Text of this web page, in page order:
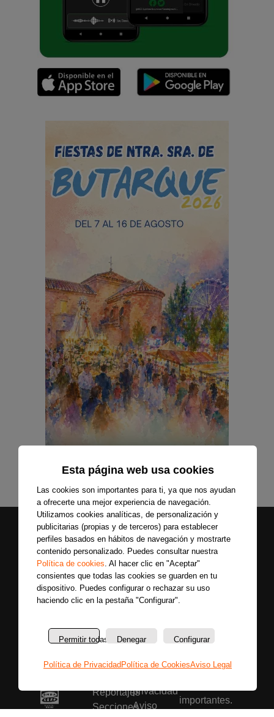
Esta página web usa cookies
Las cookies son importantes para ti, ya que nos ayudan
a ofrecerte una mejor experiencia de navegación.
Utilizamos cookies analíticas, de personalización y
publicitarias (propias y de terceros) para establecer
perfiles basados en hábitos de navegación y mostrarte
contenido personalizado. Puedes consultar nuestra
Política de cookies. Al hacer clic en "Aceptar"
consientes que todas las cookies se guarden en tu
dispositivo. Puedes configurar o rechazar su uso
haciendo clic en la pestaña "Configurar".
Permitir todas Denegar Configurar
Política de Privacidad Política de CookiesAviso Legal
Secciones
noticias
Entrevistas
Reportajes
Secciones
Sobre
emisora
Política
privacidad
Aviso
Únete a nuestras
redes sociales y
de todas las
importantes.